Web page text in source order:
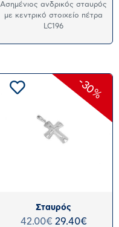
Ασημένιος ανδρικός σταυρός
με κεντρικό στοιχείο πέτρα
LC196
Σταυρός
42.00€ 29.40€
-30%